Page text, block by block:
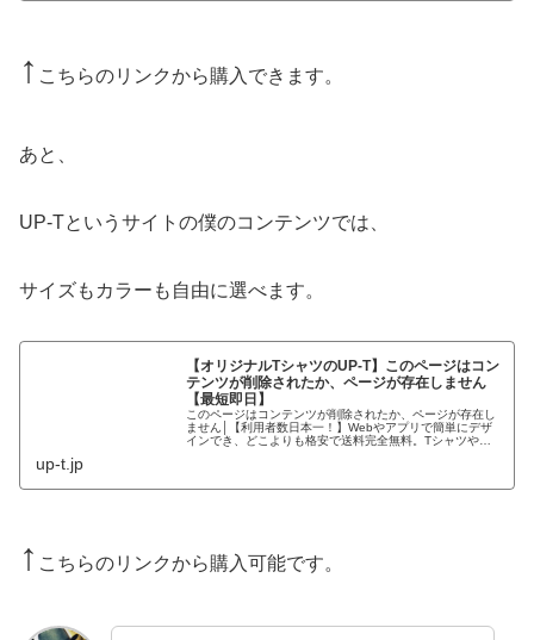
↑ こちらのリンクから購入できます。
あと、
UP-Tというサイトの僕のコンテンツでは、
サイズもカラーも自由に選べます。
【オリジナルTシャツのUP-T】このページはコン
テンツが削除されたか、ページが存在しません
【最短即日】
このページはコンテンツが削除されたか、ページが存在し
ません│【利用者数日本一！】Webやアプリで簡単にデザ
インでき、どこよりも格安で送料完全無料。Tシャツやス
up-t.jp
↑ こちらのリンクから購入可能です。